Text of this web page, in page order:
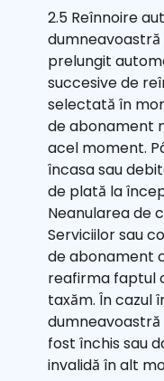
2.5 Reînnoire
prelungit
succesive de
selectată în
de abonament
acel moment.
încasa sau
de plată la
Neanularea de
Serviciilor sau
de abonament
reafirma faptul
taxăm. În cazul
fost închis sau
invalidă în alt